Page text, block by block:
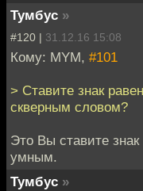
Тумбус »
#120 | 31.12.16 15:08
Кому: MYM, #101
> Ставите знак
скверным словом?
Это Вы ставите
умным.
Тумбус »